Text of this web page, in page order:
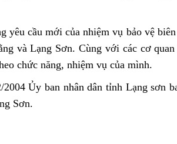
yêu cầu mới của nhiệm vụ bảo vệ
và Lạng Sơn. Cùng với các cơ
chức năng, nhiệm vụ của mình.
2004 Ủy ban nhân dân tỉnh Lạng sơn
Sơn.